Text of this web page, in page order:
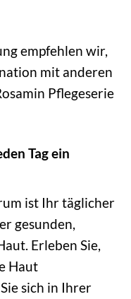
empfehlen wir,
mit anderen
Pflegeserie
Tag ein
ist Ihr täglicher
gesunden,
Erleben Sie,
Haut
sich in Ihrer